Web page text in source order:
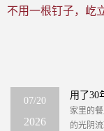
不用一根钉子，屹
07/20
2026
用了30
家里的
的光阴